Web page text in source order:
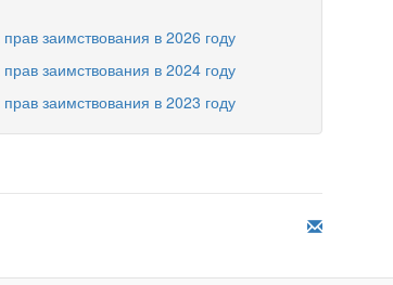
заимствования в 2026 году
заимствования в 2024 году
заимствования в 2023 году